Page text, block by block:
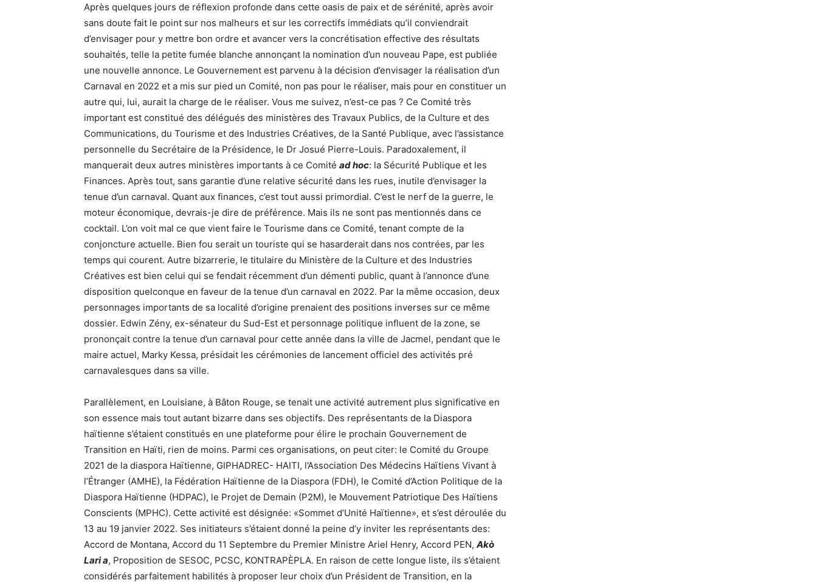
Après quelques jours de réflexion profonde dans cette oasis de paix et de sérénité, après avoir
sans doute fait le point sur nos malheurs et sur les correctifs immédiats qu’il conviendrait
d’envisager pour y mettre bon ordre et avancer vers la concrétisation effective des résultats
souhaités, telle la petite fumée blanche annonçant la nomination d’un nouveau Pape, est publiée
une nouvelle annonce. Le Gouvernement est parvenu à la décision d’envisager la réalisation d’un
Carnaval en 2022 et a mis sur pied un Comité, non pas pour le réaliser, mais pour en constituer un
autre qui, lui, aurait la charge de le réaliser. Vous me suivez, n’est-ce pas ? Ce Comité très
important est constitué des délégués des ministères des Travaux Publics, de la Culture et des
Communications, du Tourisme et des Industries Créatives, de la Santé Publique, avec l’assistance
personnelle du Secrétaire de la Présidence, le Dr Josué Pierre-Louis. Paradoxalement, il
manquerait deux autres ministères importants à ce Comité ad hoc: la Sécurité Publique et les
Finances. Après tout, sans garantie d’une relative sécurité dans les rues, inutile d’envisager la
tenue d’un carnaval. Quant aux finances, c’est tout aussi primordial. C’est le nerf de la guerre, le
moteur économique, devrais-je dire de préférence. Mais ils ne sont pas mentionnés dans ce
cocktail. L’on voit mal ce que vient faire le Tourisme dans ce Comité, tenant compte de la
conjoncture actuelle. Bien fou serait un touriste qui se hasarderait dans nos contrées, par les
temps qui courent. Autre bizarrerie, le titulaire du Ministère de la Culture et des Industries
Créatives est bien celui qui se fendait récemment d’un démenti public, quant à l’annonce d’une
disposition quelconque en faveur de la tenue d’un carnaval en 2022. Par la même occasion, deux
personnages importants de sa localité d’origine prenaient des positions inverses sur ce même
dossier. Edwin Zény, ex-sénateur du Sud-Est et personnage politique influent de la zone, se
prononçait contre la tenue d’un carnaval pour cette année dans la ville de Jacmel, pendant que le
maire actuel, Marky Kessa, présidait les cérémonies de lancement officiel des activités pré
carnavalesques dans sa ville.
Parallèlement, en Louisiane, à Bâton Rouge, se tenait une activité autrement plus significative en
son essence mais tout autant bizarre dans ses objectifs. Des représentants de la Diaspora
haïtienne s’étaient constitués en une plateforme pour élire le prochain Gouvernement de
Transition en Haïti, rien de moins. Parmi ces organisations, on peut citer: le Comité du Groupe
2021 de la diaspora Haïtienne, GIPHADREC- HAITI, l’Association Des Médecins Haïtiens Vivant à
l’Étranger (AMHE), la Fédération Haïtienne de la Diaspora (FDH), le Comité d’Action Politique de la
Diaspora Haïtienne (HDPAC), le Projet de Demain (P2M), le Mouvement Patriotique Des Haïtiens
Conscients (MPHC). Cette activité est désignée: «Sommet d’Unité Haïtienne», et s’est déroulée du
13 au 19 janvier 2022. Ses initiateurs s’étaient donné la peine d’y inviter les représentants des:
Accord de Montana, Accord du 11 Septembre du Premier Ministre Ariel Henry, Accord PEN, Akò
Lari a, Proposition de SESOC, PCSC, KONTRAPÈPLA. En raison de cette longue liste, ils s’étaient
considérés parfaitement habilités à proposer leur choix d’un Président de Transition, en la